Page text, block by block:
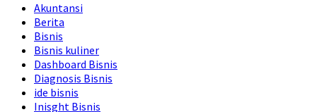
Akuntansi
Berita
Bisnis
Bisnis kuliner
Dashboard Bisnis
Diagnosis Bisnis
ide bisnis
Inisght Bisnis